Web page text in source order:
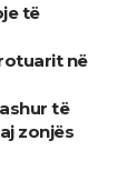
të
në
të
zonjës